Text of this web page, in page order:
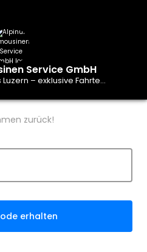
Service GmbH
– exklusive Fahrte...
zurück!
erhalten